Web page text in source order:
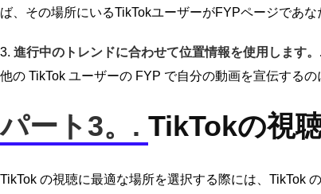
ば、その場所にいるTikTokユーザーがFYPページであ
3. 進行中のトレンドに合わせて位置情報を使用します
他の TikTok ユーザーの FYP で自分の動画を宣伝する
パート3。. TikTokの視
TikTok の視聴に最適な場所を選択する際には、TikTok